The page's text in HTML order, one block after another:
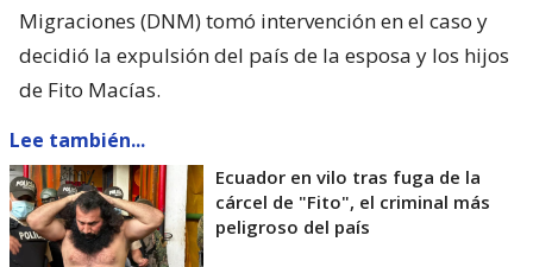
Migraciones (DNM) tomó intervención en el caso y
decidió la expulsión del país de la esposa y los hijos
de Fito Macías.
Lee también...
Ecuador en vilo tras fuga de la
cárcel de "Fito", el criminal más
peligroso del país